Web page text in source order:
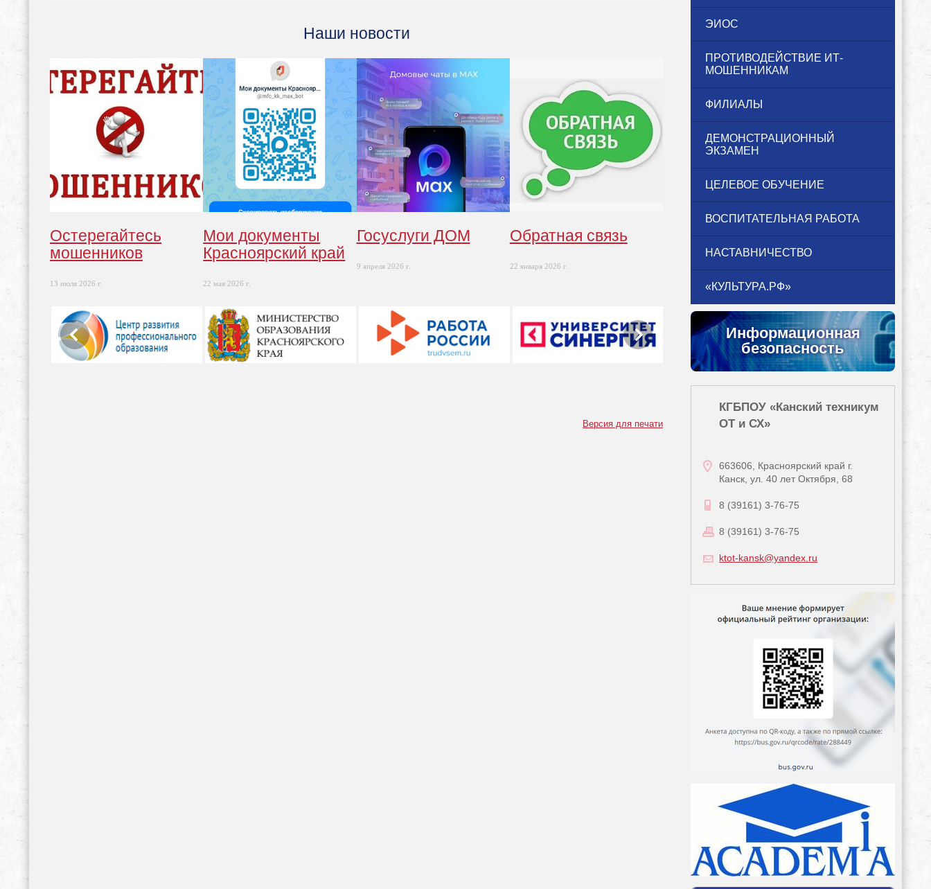
Наши новости
Остерегайтесь
мошенников
13 июля 2026 г.
Мои документы
Красноярский край
22 мая 2026 г.
Госуслуги ДОМ
9 апреля 2026 г.
Обратная связь
22 января 2026 г.
Версия для печати
ЭИОС
ПРОТИВОДЕЙСТВИЕ ИТ-
МОШЕННИКАМ
ФИЛИАЛЫ
ДЕМОНСТРАЦИОННЫЙ
ЭКЗАМЕН
ЦЕЛЕВОЕ ОБУЧЕНИЕ
ВОСПИТАТЕЛЬНАЯ РАБОТА
НАСТАВНИЧЕСТВО
«КУЛЬТУРА.РФ»
Информационная
безопасность
КГБПОУ «Канский техникум
ОТ и СХ»
663606, Красноярский край г.
Канск, ул. 40 лет Октября, 68
8 (39161) 3-76-75
8 (39161) 3-76-75
ktot-kansk@yandex.ru